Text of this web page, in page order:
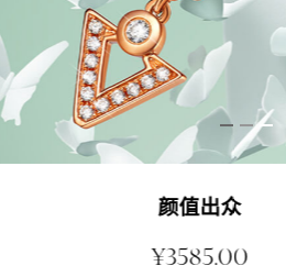
红唇项链
¥2999.00